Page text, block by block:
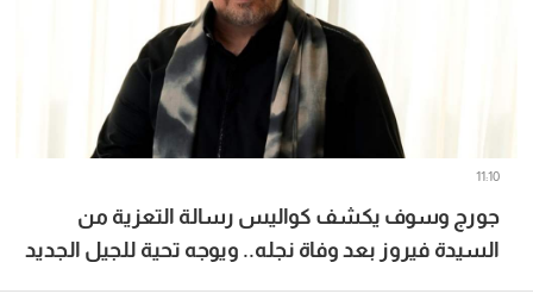
جورج وسوف يكشف كواليس رسالة التعزية من
السيدة فيروز بعد وفاة نجله.. ويوجه تحية للجيل الجديد
11:10